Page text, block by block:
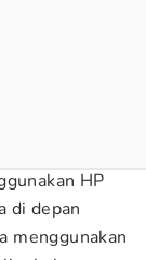
HP
di depan
menggunakan